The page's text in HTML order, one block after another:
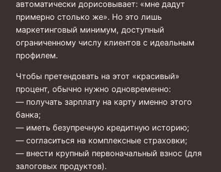
автоматически дорисовывает: «мне дадут
примерно столько же». Но это лишь
маркетинговый минимум, доступный
ограниченному числу клиентов с идеальным
профилем.
Чтобы претендовать на этот «красивый»
процент, обычно нужно одновременно:
— получать зарплату на карту именно этого
банка;
— иметь безупречную кредитную историю;
— согласиться на комплексные страховки;
— внести крупный первоначальный взнос (для
залоговых продуктов).